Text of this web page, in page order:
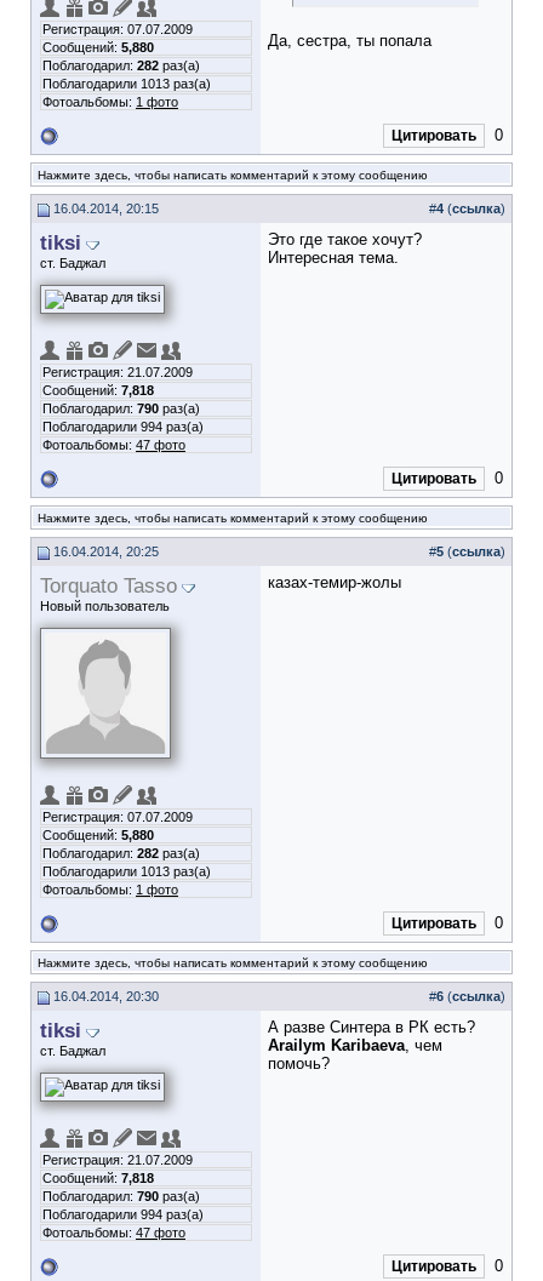
Регистрация: 07.07.2009
Сообщений: 5,880
Поблагодарил: 282 раз(а)
Поблагодарили 1013 раз(а)
Фотоальбомы: 1 фото
Да, сестра, ты попала
Цитировать 0
Нажмите здесь, чтобы написать комментарий к этому сообщению
16.04.2014, 20:15 #4 (ссылка)
tiksi
ст. Баджал
Регистрация: 21.07.2009
Сообщений: 7,818
Поблагодарил: 790 раз(а)
Поблагодарили 994 раз(а)
Фотоальбомы: 47 фото
Это где такое хочут?
Интересная тема.
Цитировать 0
Нажмите здесь, чтобы написать комментарий к этому сообщению
16.04.2014, 20:25 #5 (ссылка)
Torquato Tasso
Новый пользователь
Регистрация: 07.07.2009
Сообщений: 5,880
Поблагодарил: 282 раз(а)
Поблагодарили 1013 раз(а)
Фотоальбомы: 1 фото
казах-темир-жолы
Цитировать 0
Нажмите здесь, чтобы написать комментарий к этому сообщению
16.04.2014, 20:30 #6 (ссылка)
tiksi
ст. Баджал
Регистрация: 21.07.2009
Сообщений: 7,818
Поблагодарил: 790 раз(а)
Поблагодарили 994 раз(а)
Фотоальбомы: 47 фото
А разве Синтера в РК есть?
Arailym Karibaeva, чем
помочь?
Цитировать 0